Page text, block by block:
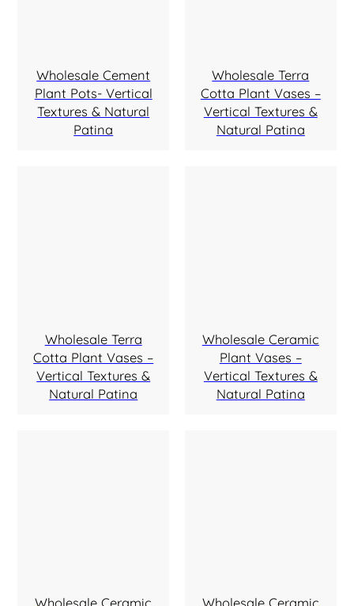
Wholesale Cement
Plant Pots- Vertical
Textures & Natural
Patina
Wholesale Terra
Cotta Plant Vases –
Vertical Textures &
Natural Patina
Wholesale Terra
Cotta Plant Vases –
Vertical Textures &
Natural Patina
Wholesale Ceramic
Plant Vases –
Vertical Textures &
Natural Patina
Wholesale Ceramic
Wholesale Ceramic